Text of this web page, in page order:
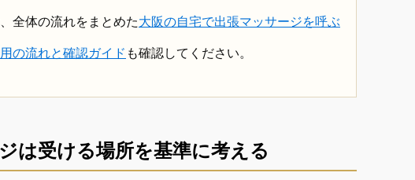
全体の流れをまとめた大阪の自宅で出張マッサージを呼ぶ
の流れと確認ガイド も確認してください。
は受ける場所を基準に考える